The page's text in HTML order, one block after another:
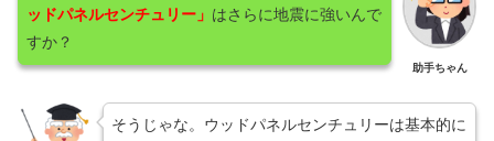
助手ちゃん
ッドパネルセンチュリー」 はさらに地震に強いんで
すか？
そうじゃな。ウッドパネルセンチュリーは基本的に